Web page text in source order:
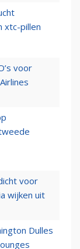
xtc-pillen
voor
voor
wijken uit
Dulles